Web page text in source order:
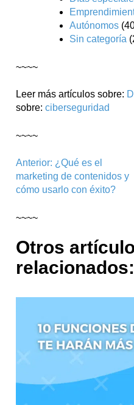
Autónomos
Sin categoría
~~~~
Leer más artículos sobre:
sobre:ciberseguridad
~~~~
Navegación
de
Anterior: ¿Qué es el
marketing de contenidos y
cómo usarlo con éxito?
~~~~
Otros
relacionados: